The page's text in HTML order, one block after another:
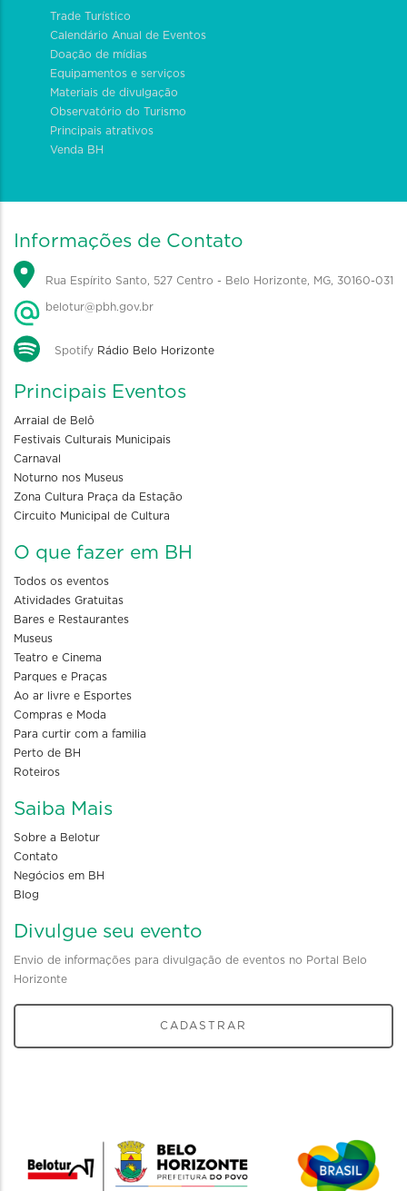
Trade Turístico
Calendário Anual de Eventos
Doação de mídias
Equipamentos e serviços
Materiais de divulgação
Observatório do Turismo
Principais atrativos
Venda BH
Informações de Contato
Rua Espírito Santo, 527 Centro - Belo Horizonte, MG, 30160-031
belotur@pbh.gov.br
Spotify Rádio Belo Horizonte
Principais Eventos
Arraial de Belô
Festivais Culturais Municipais
Carnaval
Noturno nos Museus
Zona Cultura Praça da Estação
Circuito Municipal de Cultura
O que fazer em BH
Todos os eventos
Atividades Gratuitas
Bares e Restaurantes
Museus
Teatro e Cinema
Parques e Praças
Ao ar livre e Esportes
Compras e Moda
Para curtir com a familia
Perto de BH
Roteiros
Saiba Mais
Sobre a Belotur
Contato
Negócios em BH
Blog
Divulgue seu evento
Envio de informações para divulgação de eventos no Portal Belo
Horizonte
CADASTRAR